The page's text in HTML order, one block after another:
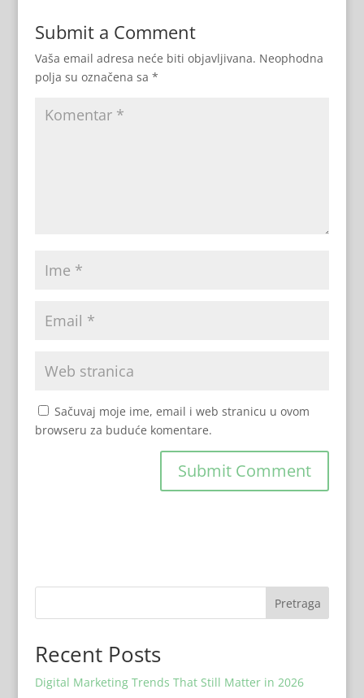
Submit a Comment
Vaša email adresa neće biti objavljivana. Neophodna
polja su označena sa *
Sačuvaj moje ime, email i web stranicu u ovom
browseru za buduće komentare.
Pretraga
Recent Posts
Digital Marketing Trends That Still Matter in 2026